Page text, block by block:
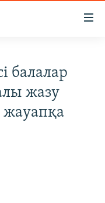
балалар
жазу